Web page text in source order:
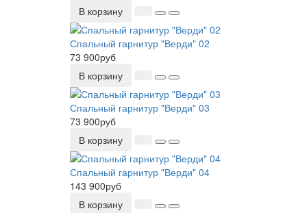
В корзину
Спальный гарнитур "Верди" 02
73 900руб
В корзину
Спальный гарнитур "Верди" 03
73 900руб
В корзину
Спальный гарнитур "Верди" 04
143 900руб
В корзину